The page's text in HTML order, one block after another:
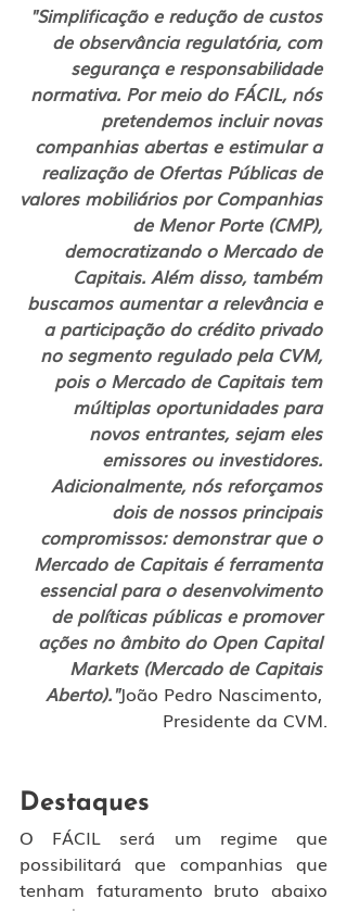
"Simplificação e redução de custos
de observância regulatória, com
segurança e responsabilidade
normativa. Por meio do FÁCIL, nós
pretendemos incluir novas
companhias abertas e estimular a
realização de Ofertas Públicas de
valores mobiliários por Companhias
de Menor Porte (CMP),
democratizando o Mercado de
Capitais. Além disso, também
buscamos aumentar a relevância e
a participação do crédito privado
no segmento regulado pela CVM,
pois o Mercado de Capitais tem
múltiplas oportunidades para
novos entrantes, sejam eles
emissores ou investidores.
Adicionalmente, nós reforçamos
dois de nossos principais
compromissos: demonstrar que o
Mercado de Capitais é ferramenta
essencial para o desenvolvimento
de políticas públicas e promover
ações no âmbito do Open Capital
Markets (Mercado de Capitais
Aberto)."João Pedro Nascimento,
Presidente da CVM.
Destaques
O FÁCIL será um regime que
possibilitará que companhias que
tenham faturamento bruto abaixo